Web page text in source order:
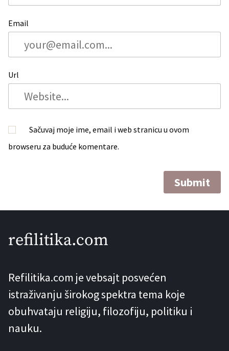
Email
Url
Sačuvaj moje ime, email i web stranicu u ovom
browseru za buduće komentare.
refilitika.com
Refilitika.com je vebsajt posvećen
istraživanju širokog spektra tema koje
obuhvataju religiju, filozofiju, politiku i
nauku.